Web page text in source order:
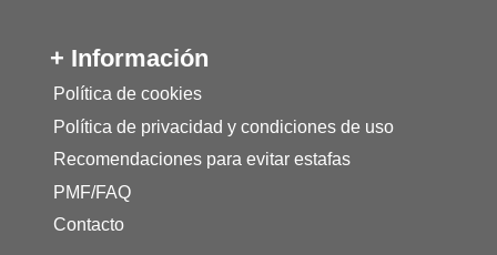
+ Información
Política de cookies
Política de privacidad y condiciones de uso
Recomendaciones para evitar estafas
PMF/FAQ
Contacto